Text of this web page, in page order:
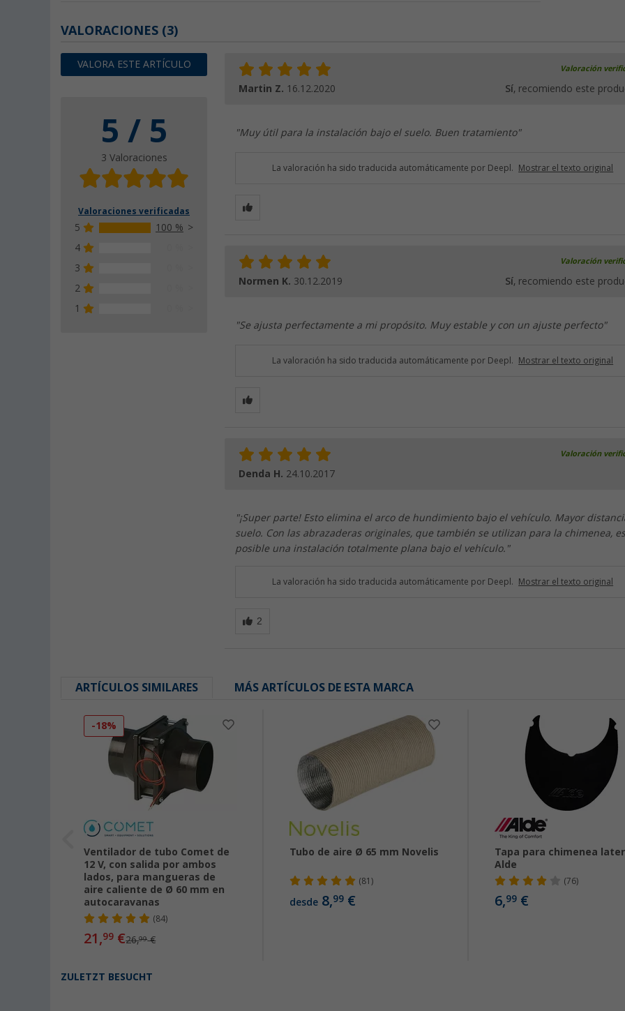
VALORACIONES (3)
VALORA ESTE ARTÍCULO
5 / 5
3 Valoraciones
Valoraciones verificadas
5
100 %
4
3
2
1
Valoración
Martin Z. 16.12.2020 Sí, recomiendo este
"Muy útil para la instalación bajo el suelo. Buen tratamiento"
La valoración ha sido traducida automáticamente por Deepl. Mostrar el texto original
Valoración
Normen K. 30.12.2019 Sí, recomiendo este
"Se ajusta perfectamente a mi propósito. Muy estable y con un ajuste perfecto"
La valoración ha sido traducida automáticamente por Deepl. Mostrar el texto original
Valoración
Denda H. 24.10.2017
"¡Super parte! Esto elimina el arco de hundimiento bajo el vehículo. Mayor
suelo. Con las abrazaderas originales, que también se utilizan para la chimenea, es
posible una instalación totalmente plana bajo el vehículo."
La valoración ha sido traducida automáticamente por Deepl. Mostrar el texto original
ARTÍCULOS SIMILARES MÁS ARTÍCULOS DE ESTA MARCA
-18%
Ventilador de tubo Comet de
12 V, con salida por ambos
lados, para mangueras de
aire caliente de Ø 60 mm en
autocaravanas
(84)
21,99 €26,99€
Tubo de aire Ø 65 mm Novelis
(81)
desde8,99€
Tapa para chimenea
Alde
(76)
6,99 €
ZULETZT BESUCHT